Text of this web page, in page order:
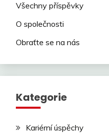
Všechny příspěvky
O společnosti
Obraťte se na nás
Kategorie
Kariérní úspěchy